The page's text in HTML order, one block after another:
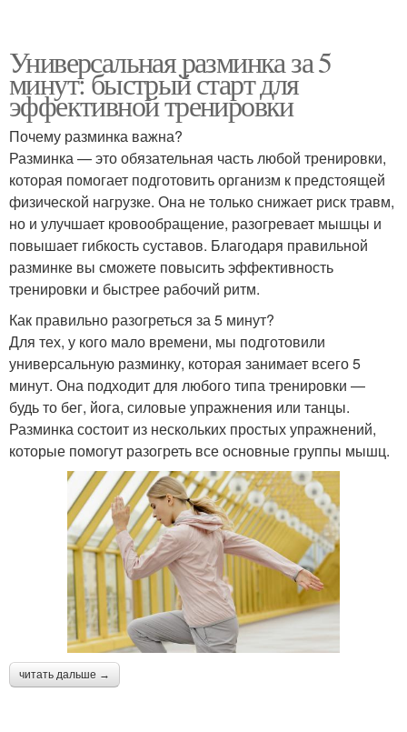
Универсальная разминка за 5
минут: быстрый старт для
эффективной тренировки
Почему разминка важна?
Разминка — это обязательная часть любой тренировки,
которая помогает подготовить организм к предстоящей
физической нагрузке. Она не только снижает риск травм,
но и улучшает кровообращение, разогревает мышцы и
повышает гибкость суставов. Благодаря правильной
разминке вы сможете повысить эффективность
тренировки и быстрее рабочий ритм.
Как правильно разогреться за 5 минут?
Для тех, у кого мало времени, мы подготовили
универсальную разминку, которая занимает всего 5
минут. Она подходит для любого типа тренировки —
будь то бег, йога, силовые упражнения или танцы.
Разминка состоит из нескольких простых упражнений,
которые помогут разогреть все основные группы мышц.
читать дальше →